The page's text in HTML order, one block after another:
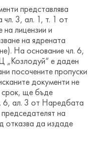
представлява
чл. 3, ал. 1, т. 1 от
лицензии и
на ядрената
На основание чл. 6,
„Козлодуй“ е даден
посочените пропуски
документи не
срок, ще бъде
6, ал. 3 от Наредбата
на
отказва да издаде